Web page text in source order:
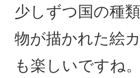
少しずつ国の種
物が描かれた絵
も楽しいですね